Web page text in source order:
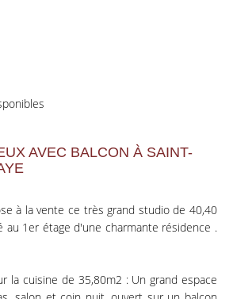
AVEC BALCON À SAINT-
à la vente ce très grand studio de 40,40
au 1er étage d'une charmante résidence .
la cuisine de 35,80m2 : Un grand espace